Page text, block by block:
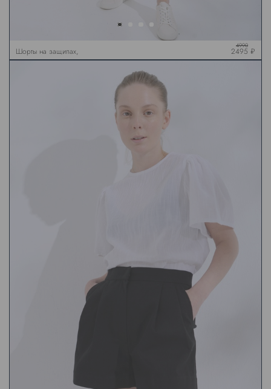
Шорты на защипах,
голубые
4990
2495 ₽